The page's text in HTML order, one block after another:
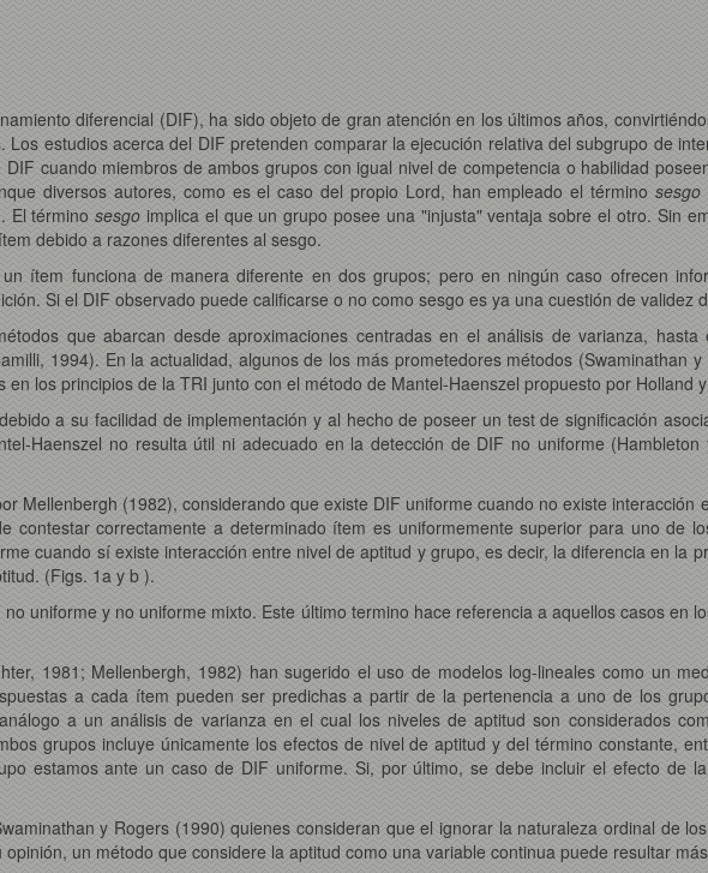
diferencial (DIF), ha sido objeto de gran atención en los últimos años,
estudios acerca del DIF pretenden comparar la ejecución relativa del subgrupo de
cuando miembros de ambos grupos con igual nivel de competencia o habilidad
diversos autores, como es el caso del propio Lord, han empleado el término sesgo
El términosesgo implica el que un grupo posee una "injusta" ventaja sobre el otro. Sin
debido a razones diferentes al sesgo.
ítem funciona de manera diferente en dos grupos; pero en ningún caso ofrecen
Si el DIF observado puede calificarse o no como sesgo es ya una cuestión de validez
que abarcan desde aproximaciones centradas en el análisis de varianza,
1994). En la actualidad, algunos de los más prometedores métodos (Swaminathan
los principios de la TRI junto con el método de Mantel-Haenszel propuesto por Holland
a su facilidad de implementación y al hecho de poseer un test de significación
Haenszel no resulta útil ni adecuado en la detección de DIF no uniforme
Mellenbergh (1982), considerando que existe DIF uniforme cuando no existe interacción
contestar correctamente a determinado ítem es uniformemente superior para uno de
cuando sí existe interacción entre nivel de aptitud y grupo, es decir, la diferencia en la
(Figs. 1a y b ).
uniforme y no uniforme mixto. Este último termino hace referencia a aquellos casos en
1981; Mellenbergh, 1982) han sugerido el uso de modelos log-lineales como un
a cada ítem pueden ser predichas a partir de la pertenencia a uno de los
a un análisis de varianza en el cual los niveles de aptitud son considerados
grupos incluye únicamente los efectos de nivel de aptitud y del término constante,
estamos ante un caso de DIF uniforme. Si, por último, se debe incluir el efecto de
y Rogers (1990) quienes consideran que el ignorar la naturaleza ordinal de
un método que considere la aptitud como una variable continua puede resultar